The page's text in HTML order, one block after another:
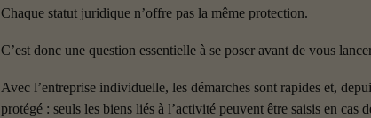
Chaque statut juridique n’offre pas la même protection.
C’est donc une question essentielle à se poser avant de vous
Avec l’entreprise individuelle, les démarches sont rapides et,
protégé : seuls les biens liés à l’activité peuvent être saisis en cas